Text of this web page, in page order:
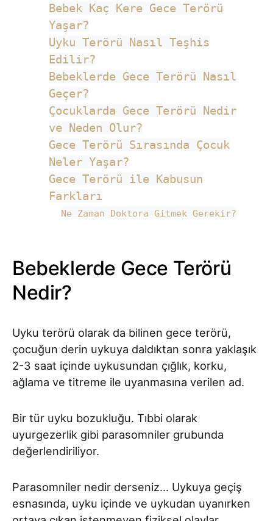
Bebek Kaç Kere Gece Terörü
Yaşar?
Uyku Terörü Nasıl Teşhis
Edilir?
Bebeklerde Gece Terörü Nasıl
Geçer?
Çocuklarda Gece Terörü Nedir
ve Neden Olur?
Gece Terörü Sırasında Çocuk
Neler Yaşar?
Gece Terörü ile Kabusun
Farkları
Ne Zaman Doktora Gitmek Gerekir?
Bebeklerde Gece Terörü
Nedir?
Uyku terörü olarak da bilinen gece terörü,
çocuğun derin uykuya daldıktan sonra yaklaşık
2-3 saat içinde uykusundan çığlık, korku,
ağlama ve titreme ile uyanmasına verilen ad.
Bir tür uyku bozukluğu. Tıbbi olarak
uyurgezerlik gibi parasomniler grubunda
değerlendiriliyor.
Parasomniler nedir derseniz… Uykuya geçiş
esnasında, uyku içinde ve uykudan uyanırken